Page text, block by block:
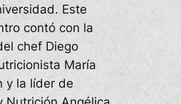
Este
contó con la
chef Diego
María
y la líder de